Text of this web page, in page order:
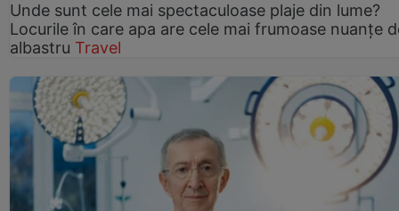
Unde sunt cele mai spectaculoase plaje din lume?
Locurile în care apa are cele mai frumoase nuanțe
albastru Travel